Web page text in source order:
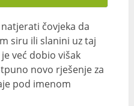
čovjeka da
siru ili slanini uz taj
već dobio višak
novo rješenje za
pod imenom